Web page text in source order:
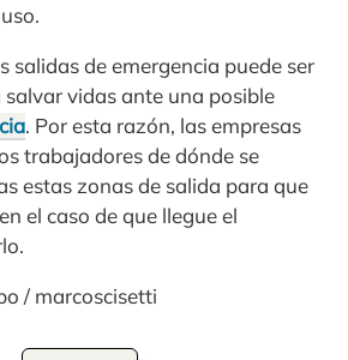
salidas de emergencia puede ser
vidas ante una posible
. Por esta razón, las empresas
trabajadores de dónde se
estas zonas de salida para que
el caso de que llegue el
/ marcoscisetti